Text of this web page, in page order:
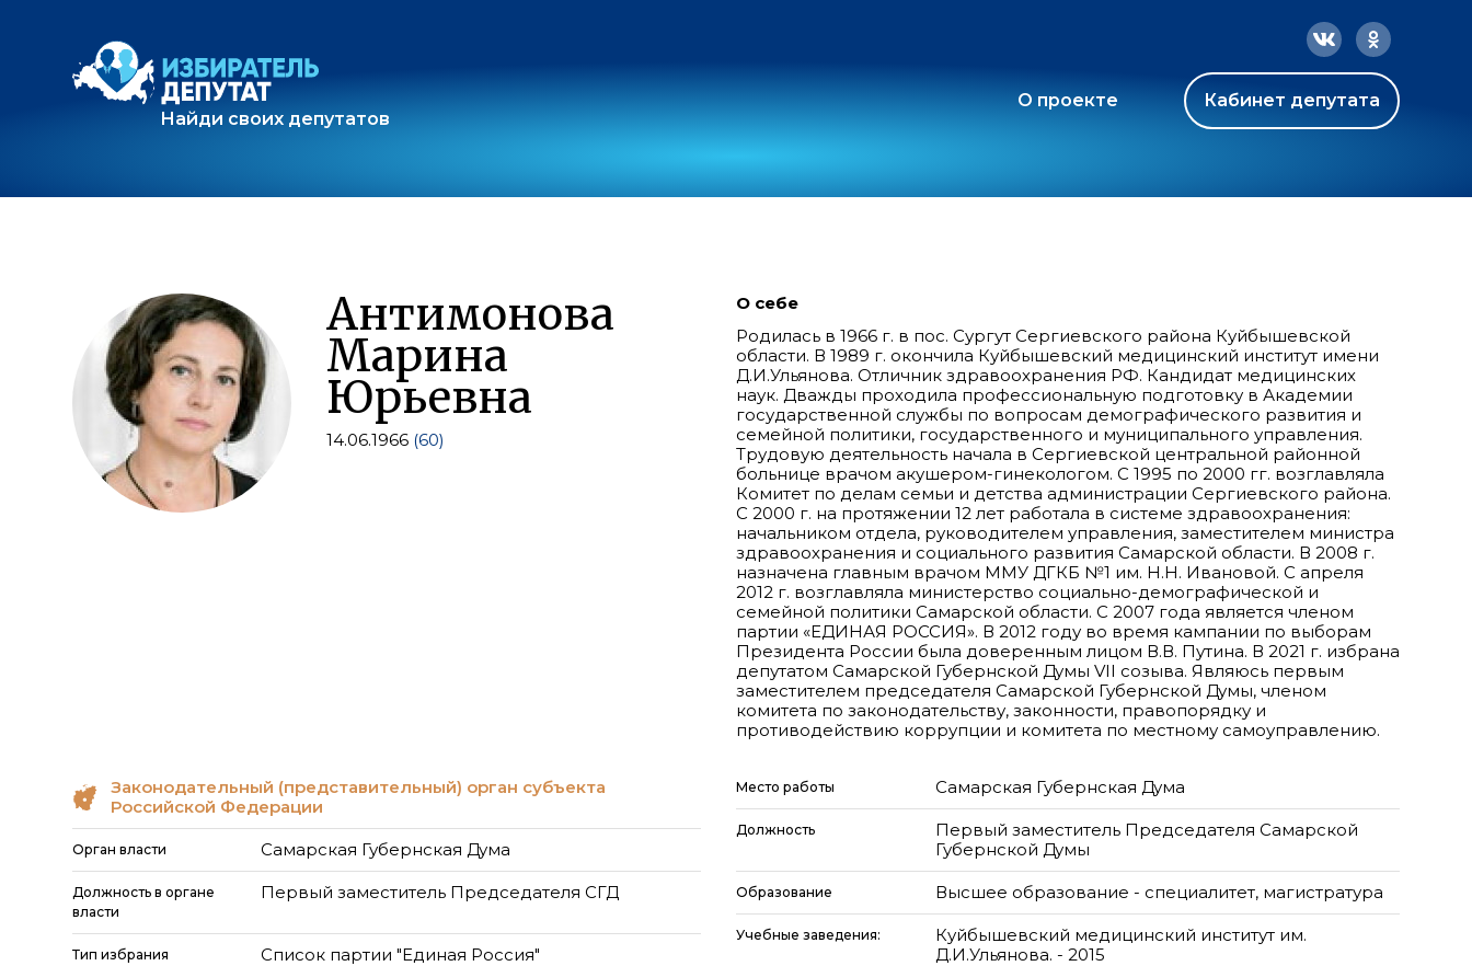
Найди своих депутатов
О проекте Кабинет депутата
Антимонова
Марина
Юрьевна
14.06.1966 (60)
О себе
Родилась в 1966 г. в пос. Сургут Сергиевского района Куйбышевской
области. В 1989 г. окончила Куйбышевский медицинский институт имени
Д.И.Ульянова. Отличник здравоохранения РФ. Кандидат медицинских
наук. Дважды проходила профессиональную подготовку в Академии
государственной службы по вопросам демографического развития и
семейной политики, государственного и муниципального управления.
Трудовую деятельность начала в Сергиевской центральной районной
больнице врачом акушером-гинекологом. С 1995 по 2000 гг. возглавляла
Комитет по делам семьи и детства администрации Сергиевского района.
С 2000 г. на протяжении 12 лет работала в системе здравоохранения:
начальником отдела, руководителем управления, заместителем министра
здравоохранения и социального развития Самарской области. В 2008 г.
назначена главным врачом ММУ ДГКБ №1 им. Н.Н. Ивановой. С апреля
2012 г. возглавляла министерство социально-демографической и
семейной политики Самарской области. С 2007 года является членом
партии «ЕДИНАЯ РОССИЯ». В 2012 году во время кампании по выборам
Президента России была доверенным лицом В.В. Путина. В 2021 г. избрана
депутатом Самарской Губернской Думы VII созыва. Являюсь первым
заместителем председателя Самарской Губернской Думы, членом
комитета по законодательству, законности, правопорядку и
противодействию коррупции и комитета по местному самоуправлению.
Законодательный (представительный) орган субъекта
Российской Федерации
Орган власти Самарская Губернская Дума
Должность в органе
власти
Первый заместитель Председателя СГД
Тип избрания Список партии "Единая Россия"
Место работы Самарская Губернская Дума
Должность
Первый заместитель Председателя Самарской
Губернской Думы
Образование Высшее образование - специалитет, магистратура
Учебные заведения:
Куйбышевский медицинский институт им.
Д.И.Ульянова. - 2015